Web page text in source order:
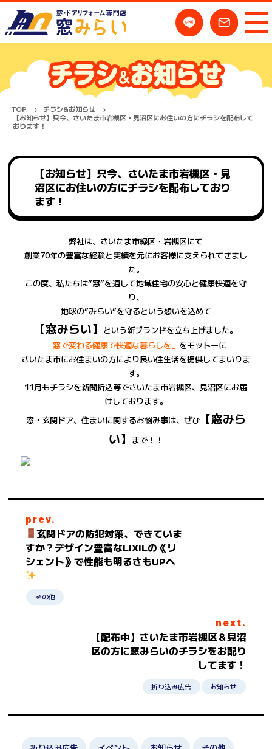
TOP
チラシ&お知らせ
【お知らせ】只今、さいたま市岩槻区・見沼区にお住いの方にチラシを配布して
おります！
【お知らせ】只今、さいたま市岩槻区・見
沼区にお住いの方にチラシを配布しており
ます！
弊社は、さいたま市緑区・岩槻区にて
創業70年の豊富な経験と実績を元にお客様に支えられてきまし
た。
この度、私たちは”窓”を通して地域住宅の安心と健康快適を守
り、
地球の”みらい”を守るという想いを込めて
【窓みらい】
という新ブランドを立ち上げました。
『窓で変わる健康で快適な暮らしを』をモットーに
さいたま市にお住まいの方により良い住生活を提供してまいりま
す。
11月もチラシを新聞折込等でさいたま市岩槻区、見沼区にお届
けしております。
窓・玄関ドア、住まいに関するお悩み事は、ぜひ【窓みら
い】
まで！！
prev.
玄関ドアの防犯対策、できていま
すか？デザイン豊富なLIXILの《リ
シェント》で性能も明るさもUPへ
その他
next.
【配布中】さいたま市岩槻区＆見沼
区の方に窓みらいのチラシをお配り
してます！
折り込み広告 お知らせ